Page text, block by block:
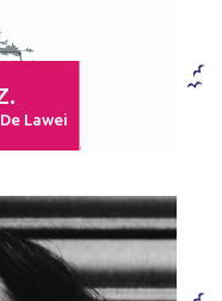
Lawei